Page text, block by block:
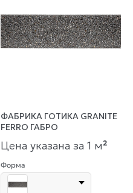
ФАБРИКА ГОТИКА GRANITE
FERRO ГАБРО
Цена указана за 1 м²
Форма